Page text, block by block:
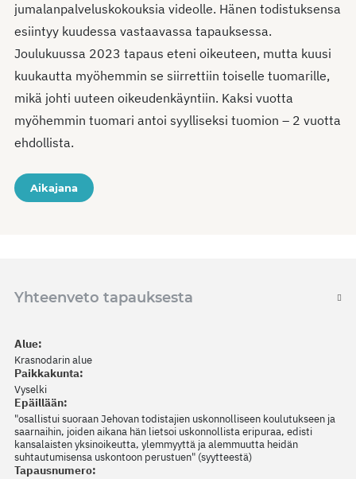
jumalanpalveluskokouksia videolle. Hänen todistuksensa
esiintyy kuudessa vastaavassa tapauksessa.
Joulukuussa 2023 tapaus eteni oikeuteen, mutta kuusi
kuukautta myöhemmin se siirrettiin toiselle tuomarille,
mikä johti uuteen oikeudenkäyntiin. Kaksi vuotta
myöhemmin tuomari antoi syylliseksi tuomion – 2 vuotta
ehdollista.
Aikajana
Yhteenveto tapauksesta
Alue:
Krasnodarin alue
Paikkakunta:
Vyselki
Epäillään:
"osallistui suoraan Jehovan todistajien uskonnolliseen koulutukseen ja
saarnaihin, joiden aikana hän lietsoi uskonnollista eripuraa, edisti
kansalaisten yksinoikeutta, ylemmyyttä ja alemmuutta heidän
suhtautumisensa uskontoon perustuen" (syytteestä)
Tapausnumero: